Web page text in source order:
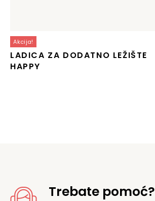
Akcija!
LADICA ZA DODATNO LEŽIŠTE
HAPPY
Trebate pomoć?